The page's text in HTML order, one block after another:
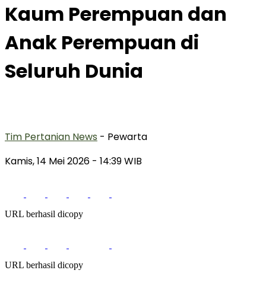
Kaum Perempuan dan
Anak Perempuan di
Seluruh Dunia
Tim Pertanian News - Pewarta
Kamis, 14 Mei 2026 - 14:39 WIB
URL berhasil dicopy
URL berhasil dicopy